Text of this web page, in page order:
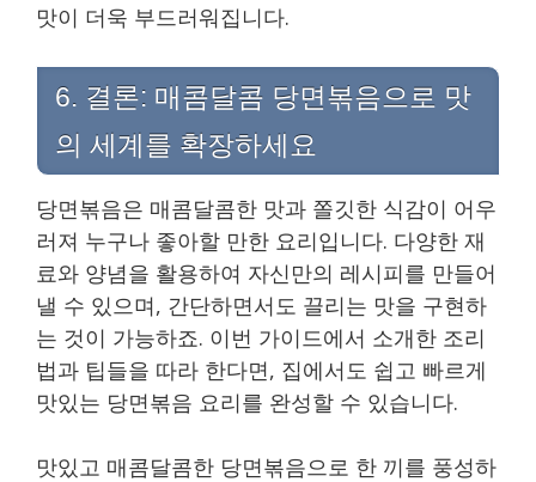
맛이 더욱 부드러워집니다.
6. 결론: 매콤달콤 당면볶음으로 맛
의 세계를 확장하세요
당면볶음은 매콤달콤한 맛과 쫄깃한 식감이 어우
러져 누구나 좋아할 만한 요리입니다. 다양한 재
료와 양념을 활용하여 자신만의 레시피를 만들어
낼 수 있으며, 간단하면서도 끌리는 맛을 구현하
는 것이 가능하죠. 이번 가이드에서 소개한 조리
법과 팁들을 따라 한다면, 집에서도 쉽고 빠르게
맛있는 당면볶음 요리를 완성할 수 있습니다.
맛있고 매콤달콤한 당면볶음으로 한 끼를 풍성하